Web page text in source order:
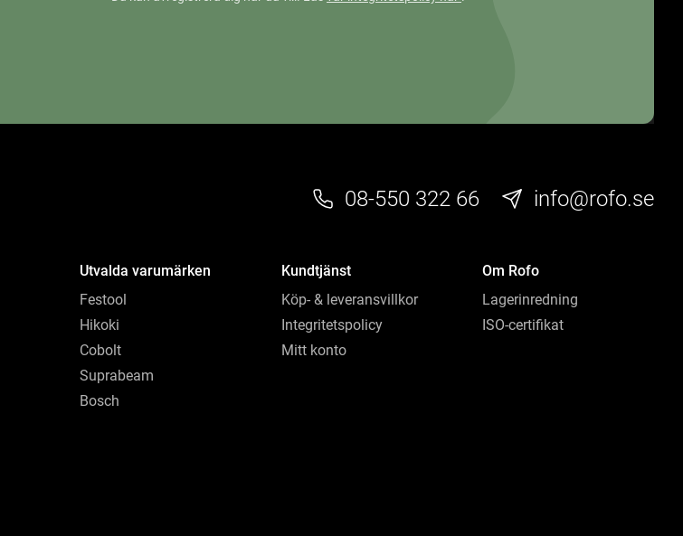
08-550 322 66 info@rofo.se
Utvalda varumärken
Festool
Hikoki
Cobolt
Suprabeam
Bosch
Kundtjänst
Köp- & leveransvillkor
Integritetspolicy
Mitt konto
Om Rofo
Lagerinredning
ISO-certifikat